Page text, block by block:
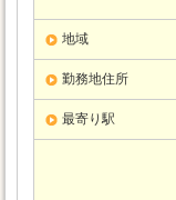
地域
勤務地住所
最寄り駅